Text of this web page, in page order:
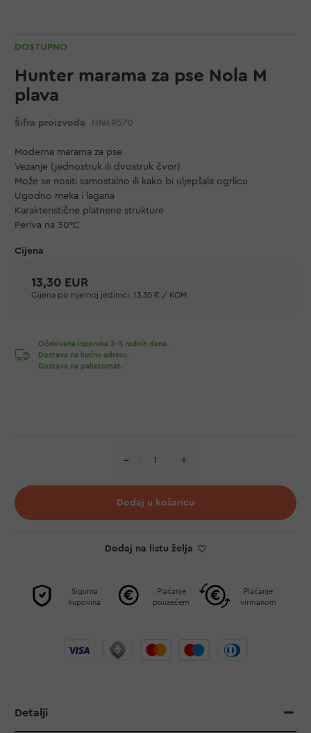
DOSTUPNO
Hunter marama za pse Nola M
plava
Šifra proizvoda HN69570
Moderna marama za pse
Vezanje (jednostruk ili dvostruk čvor)
Može se nositi samostalno ili kako bi uljepšala ogrlicu
Ugodno meka i lagana
Karakteristične platnene strukture
Periva na 30°C
13,30 EUR
Cijena po mjernoj jedinici: 13,30 € / KOM
Očekivana isporuka 3-5 radnih dana.
Dostava na kućnu adresu.
Dostava na paketomat.
Dodaj u košaricu
Dodaj na listu želja
Sigurna
kupovina
Plaćanje
pouzećem
Plaćanje
virmanom
Detalji